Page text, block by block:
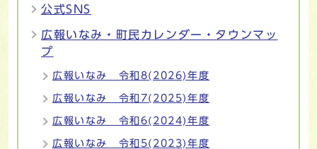
公式SNS
広報いなみ・町民カレンダー・タウンマッ
プ
広報いなみ 令和8(2026)年度
広報いなみ 令和7(2025)年度
広報いなみ 令和6(2024)年度
広報いなみ 令和5(2023)年度